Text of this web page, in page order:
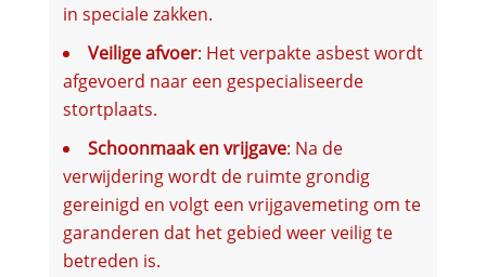
in speciale zakken.
Veilige afvoer: Het verpakte asbest wordt
afgevoerd naar een gespecialiseerde
stortplaats.
Schoonmaak en vrijgave: Na de
verwijdering wordt de ruimte grondig
gereinigd en volgt een vrijgavemeting om te
garanderen dat het gebied weer veilig te
betreden is.